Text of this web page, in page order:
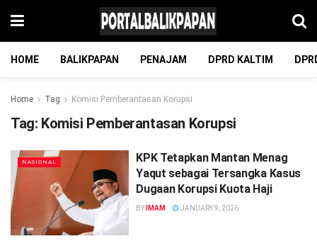
HOME BALIKPAPAN PENAJAM DPRD KALTIM
Home Tag Komisi Pemberantasan Korupsi
Tag: Komisi Pemberantasan Korupsi
NASIONAL
KPK Tetapkan Mantan Menag
Yaqut sebagai Tersangka Kasus
Dugaan Korupsi Kuota Haji
BY IMAM JANUARY 9, 2026